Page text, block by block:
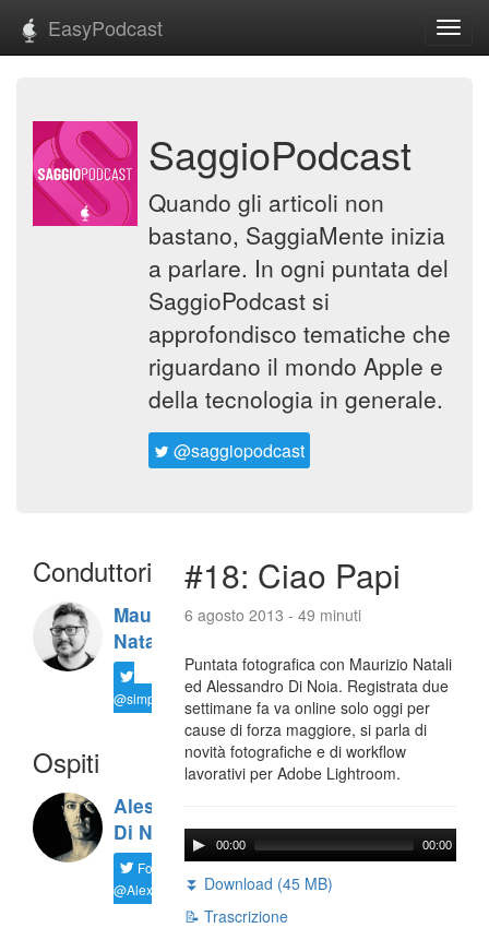
EasyPodcast
SaggioPodcast
Quando gli articoli non
bastano, SaggiaMente inizia
a parlare. In ogni puntata del
SaggioPodcast si
approfondisco tematiche che
riguardano il mondo Apple e
della tecnologia in generale.
@saggiopodcast
Conduttori
Maurizio
Natali
@simplemal
Ospiti
Alessandro
Di Noia
Follow
@AlexD75
#18: Ciao Papi
6 agosto 2013 - 49 minuti
Puntata fotografica con Maurizio Natali
ed Alessandro Di Noia. Registrata due
settimane fa va online solo oggi per
cause di forza maggiore, si parla di
novità fotografiche e di workflow
lavorativi per Adobe Lightroom.
00:00 00:00
⏬ Download (45 MB)
📝 Trascrizione